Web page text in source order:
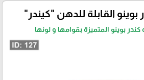
القابلة للدهن "كيندر"
بوينو المتميزة بقوامها و لونها